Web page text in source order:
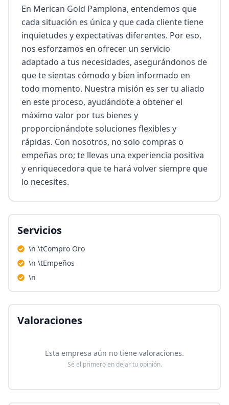
En Merican Gold Pamplona, entendemos que
cada situación es única y que cada cliente tiene
inquietudes y expectativas diferentes. Por eso,
nos esforzamos en ofrecer un servicio
adaptado a tus necesidades, asegurándonos de
que te sientas cómodo y bien informado en
todo momento. Nuestra misión es ser tu aliado
en este proceso, ayudándote a obtener el
máximo valor por tus bienes y
proporcionándote soluciones flexibles y
rápidas. Con nosotros, no solo compras o
empeñas oro; te llevas una experiencia positiva
y enriquecedora que te hará volver siempre que
lo necesites.
Servicios
\n \tCompro Oro
\n \tEmpeños
\n
Valoraciones
Esta empresa aún no tiene valoraciones.
Sé el primero en dejar tu opinión.